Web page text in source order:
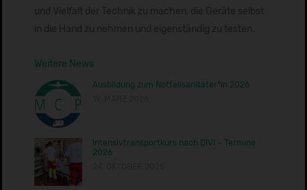
und Vielfalt der Technik zu machen, die Geräte selbst
in die Hand zu nehmen und eigenständig zu testen.
Weitere News
Ausbildung zum Notfallsanitäter*in 2026
Intensivtransportkurs nach DIVI – Termine
2026